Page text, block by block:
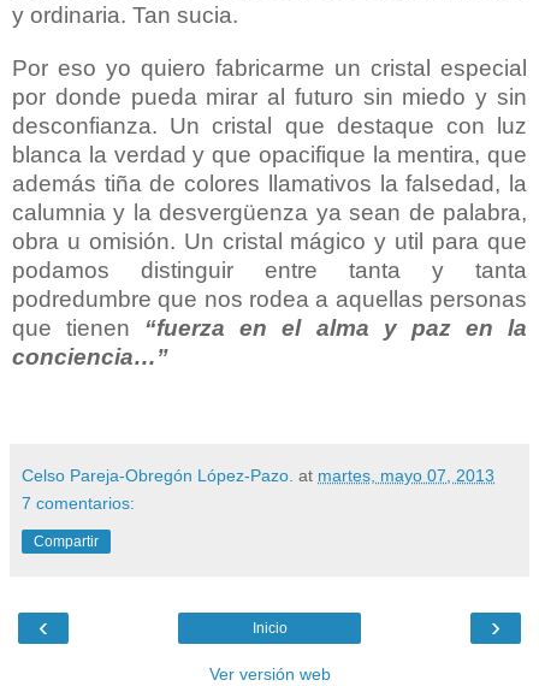
y ordinaria. Tan sucia.
Por eso yo quiero fabricarme un cristal especial
por donde pueda mirar al futuro sin miedo y sin
desconfianza. Un cristal que destaque con luz
blanca la verdad y que opacifique la mentira, que
además tiña de colores llamativos la falsedad, la
calumnia y la desvergüenza ya sean de palabra,
obra u omisión. Un cristal mágico y util para que
podamos distinguir entre tanta y tanta
podredumbre que nos rodea a aquellas personas
que tienen “fuerza en el alma y paz en la
conciencia…”
Celso Pareja-Obregón López-Pazo. at martes, mayo 07, 2013
7 comentarios:
Compartir
‹ ›
Inicio
Ver versión web